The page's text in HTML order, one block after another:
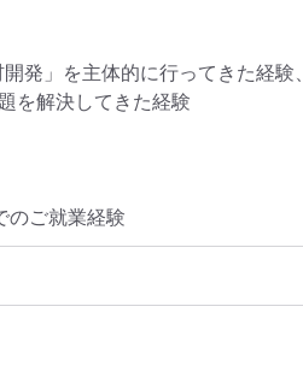
発」を主体的に行ってきた経験、
を解決してきた経験
のご就業経験